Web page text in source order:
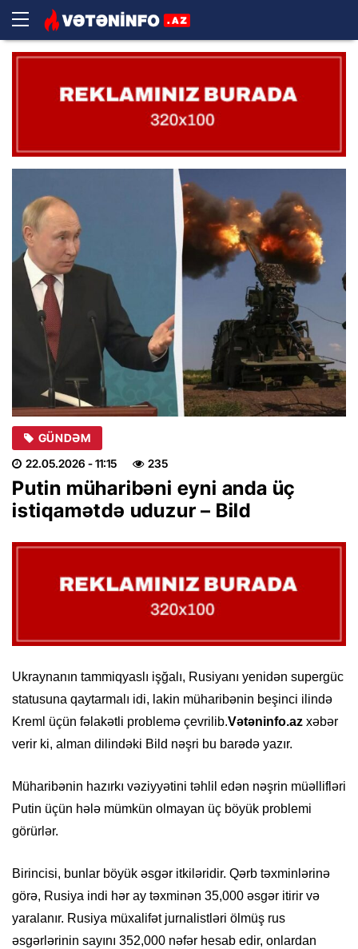
GÜNDƏM
22.05.2026 - 11:15 235
Putin müharibəni eyni anda üç
istiqamətdə uduzur – Bild
Ukraynanın tammiqyaslı işğalı, Rusiyanı yenidən supergüc
statusuna qaytarmalı idi, lakin müharibənin beşinci ilində
Kreml üçün fəlakətli problemə çevrilib.Vətəninfo.az xəbər
verir ki, alman dilindəki Bild nəşri bu barədə yazır.
Müharibənin hazırkı vəziyyətini təhlil edən nəşrin müəllifləri
Putin üçün hələ mümkün olmayan üç böyük problemi
görürlər.
Birincisi, bunlar böyük əsgər itkiləridir. Qərb təxminlərinə
görə, Rusiya indi hər ay təxminən 35,000 əsgər itirir və
yaralanır. Rusiya müxalifət jurnalistləri ölmüş rus
əsgərlərinin sayını 352,000 nəfər hesab edir, onlardan